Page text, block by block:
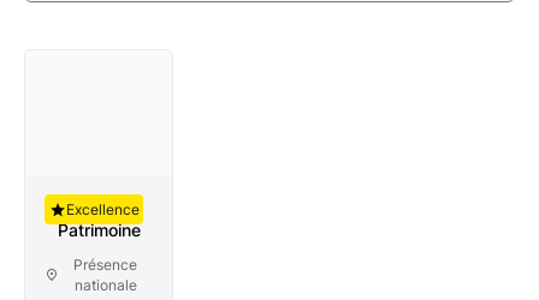
Auguste
Patrimoine
Présence
nationale
Excellence